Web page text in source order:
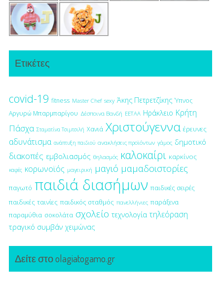
Ετικέτες
covid-19 fitness Master Chef sexy Άκης Πετρετζίκης Ύπνος
Αργυρώ Μπαρμπαρίγου Δέσποινα Βανδή ΕΕΤΑΑ Ηράκλειο Κρήτη
Πάσχα Σταματίνα Τσιμτσιλή Χανιά Χριστούγεννα έρευνες
αδυνάτισμα ανάπτυξη παιδιού ανακλήσεις προϊόντων γάμος δημοτικό
διακοπές εμβολιασμός θηλασμός καλοκαίρι καρκίνος
καφές κορωνοϊός μαγειρική μαγιό μαμαδοιστορίες
παγωτό παιδιά διασήμων παιδικές σειρές
παιδικές ταινίες παιδικός σταθμός πανελλήνιες παράξενα
παραμύθια σοκολάτα σχολείο τεχνολογία τηλεόραση
τραγικό συμβάν χειμώνας
Δείτε στο olagiatogamo.gr